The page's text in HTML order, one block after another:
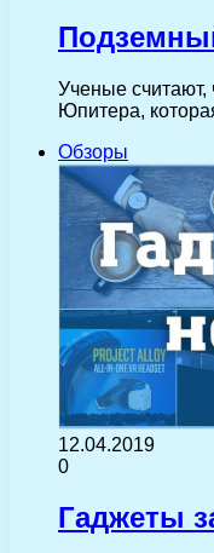
Ученые
Юпитера,
Обзоры
12.04.2019
0
Гаджеты